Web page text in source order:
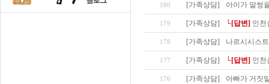
180 [가족상담] 아이가 말썽
179 [가족상담] └[답변] 인천
178 [가족상담] 나르시시스
177 [가족상담] └[답변] 인천
176 [가족상담] 아빠가 거짓